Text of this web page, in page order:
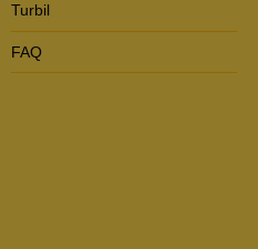
Turbil
FAQ